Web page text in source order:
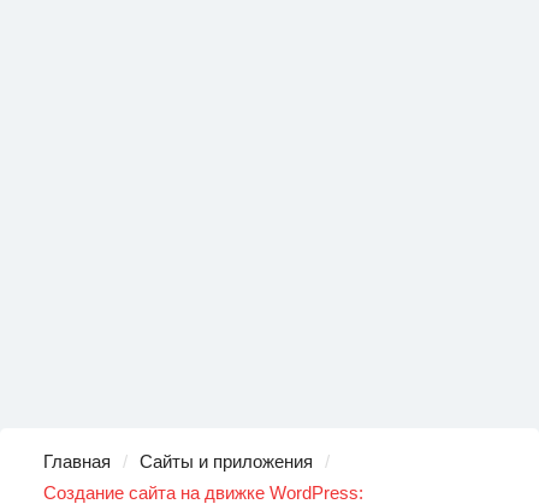
Главная
Сайты и приложения
Создание сайта на движке WordPress: